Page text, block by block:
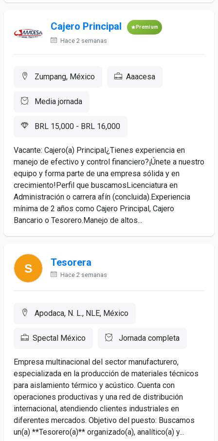
Cajero Principal Premium
Hace 2 semanas
Zumpang, México Aaacesa
Media jornada
BRL 15,000 - BRL 16,000
Vacante: Cajero(a) Principal¿Tienes experiencia en
manejo de efectivo y control financiero?¡Únete a nuestro
equipo y forma parte de una empresa sólida y en
crecimiento!Perfil que buscamosLicenciatura en
Administración o carrera afín (concluida).Experiencia
mínima de 2 años como Cajero Principal, Cajero
Bancario o Tesorero.Manejo de altos...
Tesorera
Hace 2 semanas
Apodaca, N. L., NLE, México
Spectal México Jornada completa
Empresa multinacional del sector manufacturero,
especializada en la producción de materiales técnicos
para aislamiento térmico y acústico. Cuenta con
operaciones productivas y una red de distribución
internacional, atendiendo clientes industriales en
diferentes mercados. Objetivo del puesto: Buscamos
un(a) **Tesorero(a)** organizado(a), analítico(a) y...